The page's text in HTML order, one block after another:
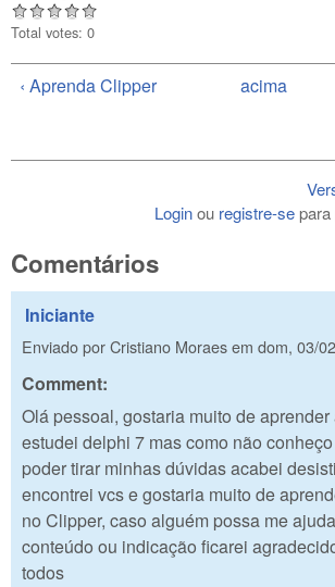
Total votes: 0
‹ Aprenda Clipper
acima
Loginou registre-se
Comentários
Iniciante
Enviado porCristiano Moraesem dom, 03/
Comment:
Olá pessoal, gostaria muito de aprender
estudei delphi 7 mas como não
poder tirar minhas dúvidas acabei
encontrei vcs e gostaria muito de
no Clipper, caso alguém possa me
conteúdo ou indicação ficarei
todos